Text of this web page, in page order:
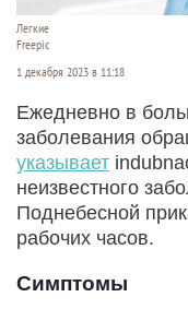
Легкие
Freepic
1 декабря 2023 в 11:18
Ежедневно в
заболевания
указывает
неизвестного
Поднебесной
рабочих часов.
Симптомы